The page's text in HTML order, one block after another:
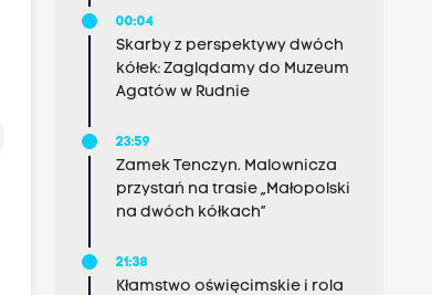
00:04
Skarby z perspektywy dwóch
kółek: Zaglądamy do Muzeum
Agatów w Rudnie
23:59
Zamek Tenczyn. Malownicza
przystań na trasie „Małopolski
na dwóch kółkach”
21:38
Kłamstwo oświęcimskie i rola